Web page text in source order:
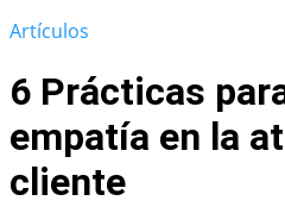
Artículos
6 Prácticas
empatía en la
cliente